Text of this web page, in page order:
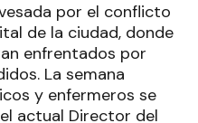
por el conflicto
de la ciudad, donde
enfrentados por
La semana
y enfermeros se
actual Director del